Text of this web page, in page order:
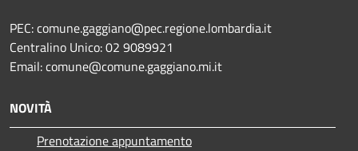
PEC: comune.gaggiano@pec.regione.lombardia.it
Centralino Unico: 02 9089921
Email: comune@comune.gaggiano.mi.it
NOVITÀ
Prenotazione appuntamento